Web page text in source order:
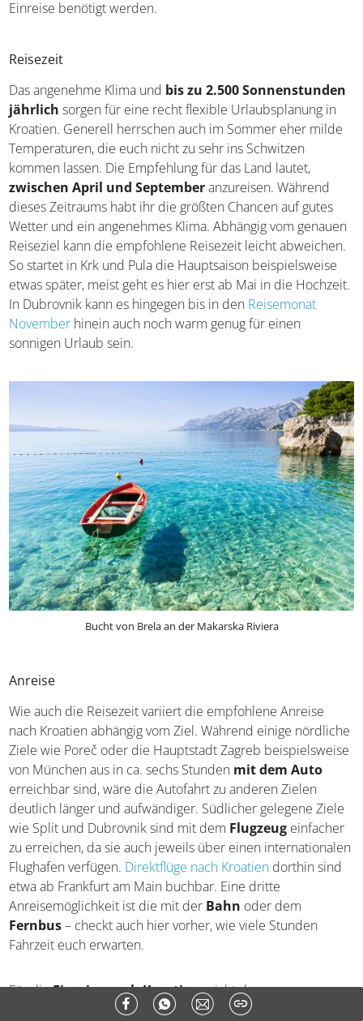
In unseren Reise-Infos beantworten wir die wichtigsten
Fragen für eure Reiseplanung undeuren Urlaub in
Kroatien
. Wir verraten euch außerdem, welche
Dokumente für die Einreise benötigt werden.
Reisezeit
Das angenehme Klima undbis zu 2.500
Sonnenstunden jährlichsorgen für eine recht flexible
Urlaubsplanung in Kroatien. Generell herrschen auch im
Sommer eher milde Temperaturen, die euch nicht zu
sehr ins Schwitzen kommen lassen. Die Empfehlung für
das Land lautet,zwischen April und September
anzureisen. Während dieses Zeitraums habt ihr die
größten Chancen auf gutes Wetter und ein angenehmes
empfohlene Reisezeit leicht abweichen. So startet in Krk
und Pula die Hauptsaison beispielsweise etwas später,
meist geht es hier erst ab Mai in die Hochzeit. In
Dubrovnik kann es hingegen bis in denReisemonat
Novemberhinein auch noch warm genug für einen
sonnigen Urlaub sein.
Bucht von Brela an der Makarska Riviera
Anreise
Wie auch die Reisezeit variiert die empfohlene Anreise
nach Kroatien abhängig vom Ziel. Während einige
nördliche Ziele wie Poreč oder die Hauptstadt Zagreb
beispielsweise von München aus in ca. sechs Stunden
mit dem Autoerreichbar sind, wäre die Autofahrt zu
anderen Zielen deutlich länger und aufwändiger.
Südlicher gelegene Ziele wie Split und Dubrovnik sind
jeweils über einen internationalen Flughafen verfügen.
Direktflüge nach Kroatiendorthin sind etwa ab Frankfurt